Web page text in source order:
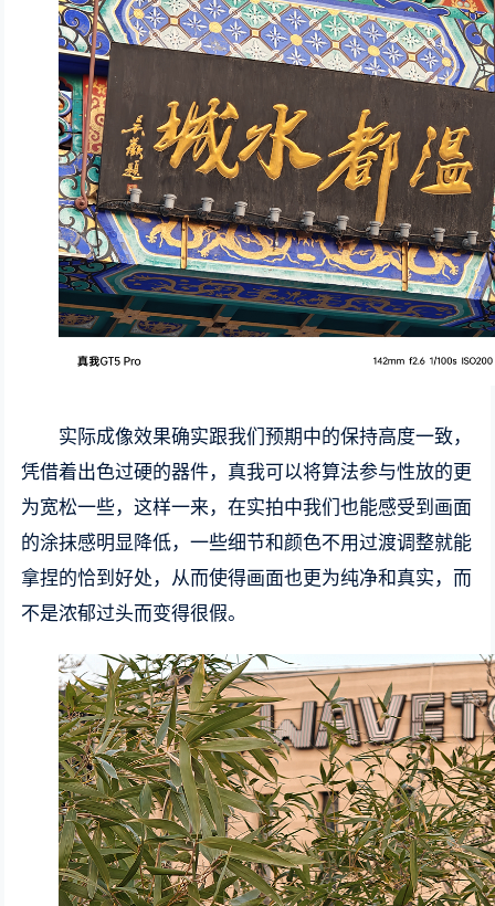
实际成像效果确实跟我们预期中的保持高度一致，
凭借着出色过硬的器件，真我可以将算法参与性放的更
为宽松一些，这样一来，在实拍中我们也能感受到画面
的涂抹感明显降低，一些细节和颜色不用过渡调整就能
拿捏的恰到好处，从而使得画面也更为纯净和真实，而
不是浓郁过头而变得很假。